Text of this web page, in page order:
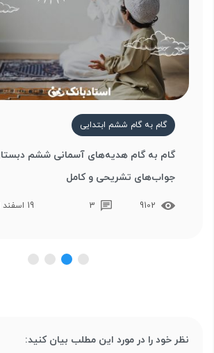
گام به گام ششم ابتدایی
گام به گام هدیه‌های آسمانی ششم
جواب‌های تشریحی و کامل
9102
3 19 اسفند 1399
نظر خود را در مورد این مطلب بیان کنید: